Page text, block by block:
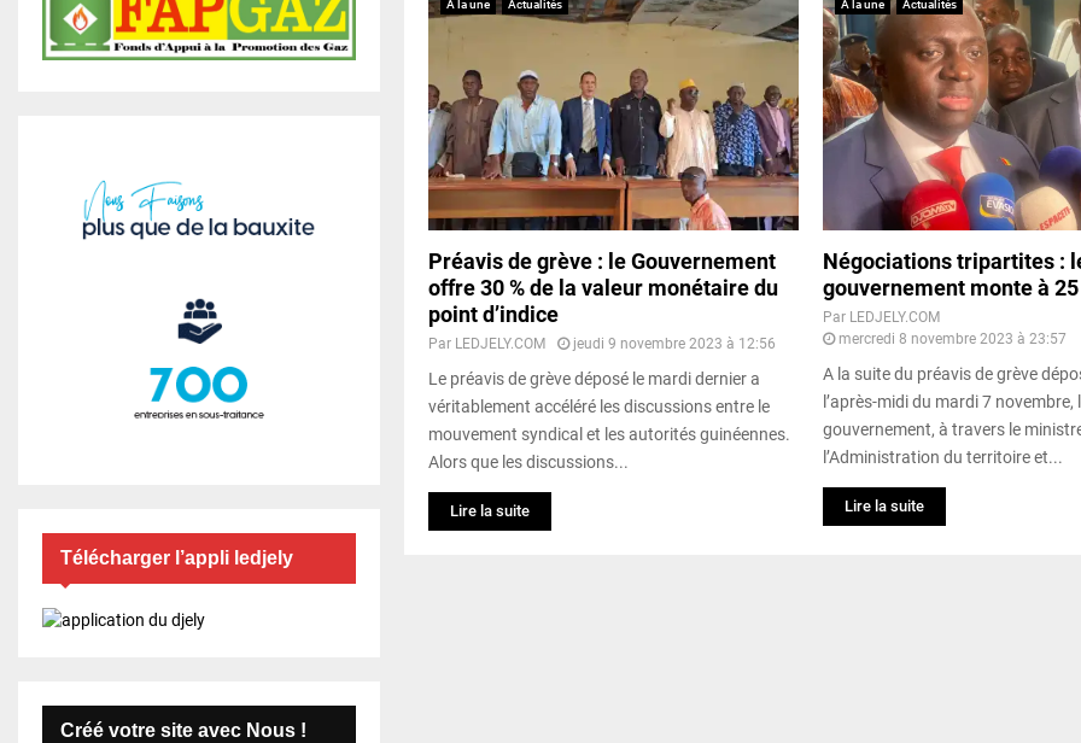
A la une Actualités
Préavis de grève : le Gouvernement
offre 30 % de la valeur monétaire du
point d’indice
Par LEDJELY.COM jeudi 9 novembre 2023 à 12:56
Le préavis de grève déposé le mardi dernier a
véritablement accéléré les discussions entre le
mouvement syndical et les autorités guinéennes.
Alors que les discussions...
Lire la suite
A la une Actualités
Négociations tripartites :
gouvernement monte à 25
Par LEDJELY.COM
mercredi 8 novembre 2023 à 23:57
A la suite du préavis de grève
l’après-midi du mardi 7 novembre,
gouvernement, à travers le
l’Administration du territoire et...
Lire la suite
Télécharger l’appli ledjely
Créé votre site avec Nous !